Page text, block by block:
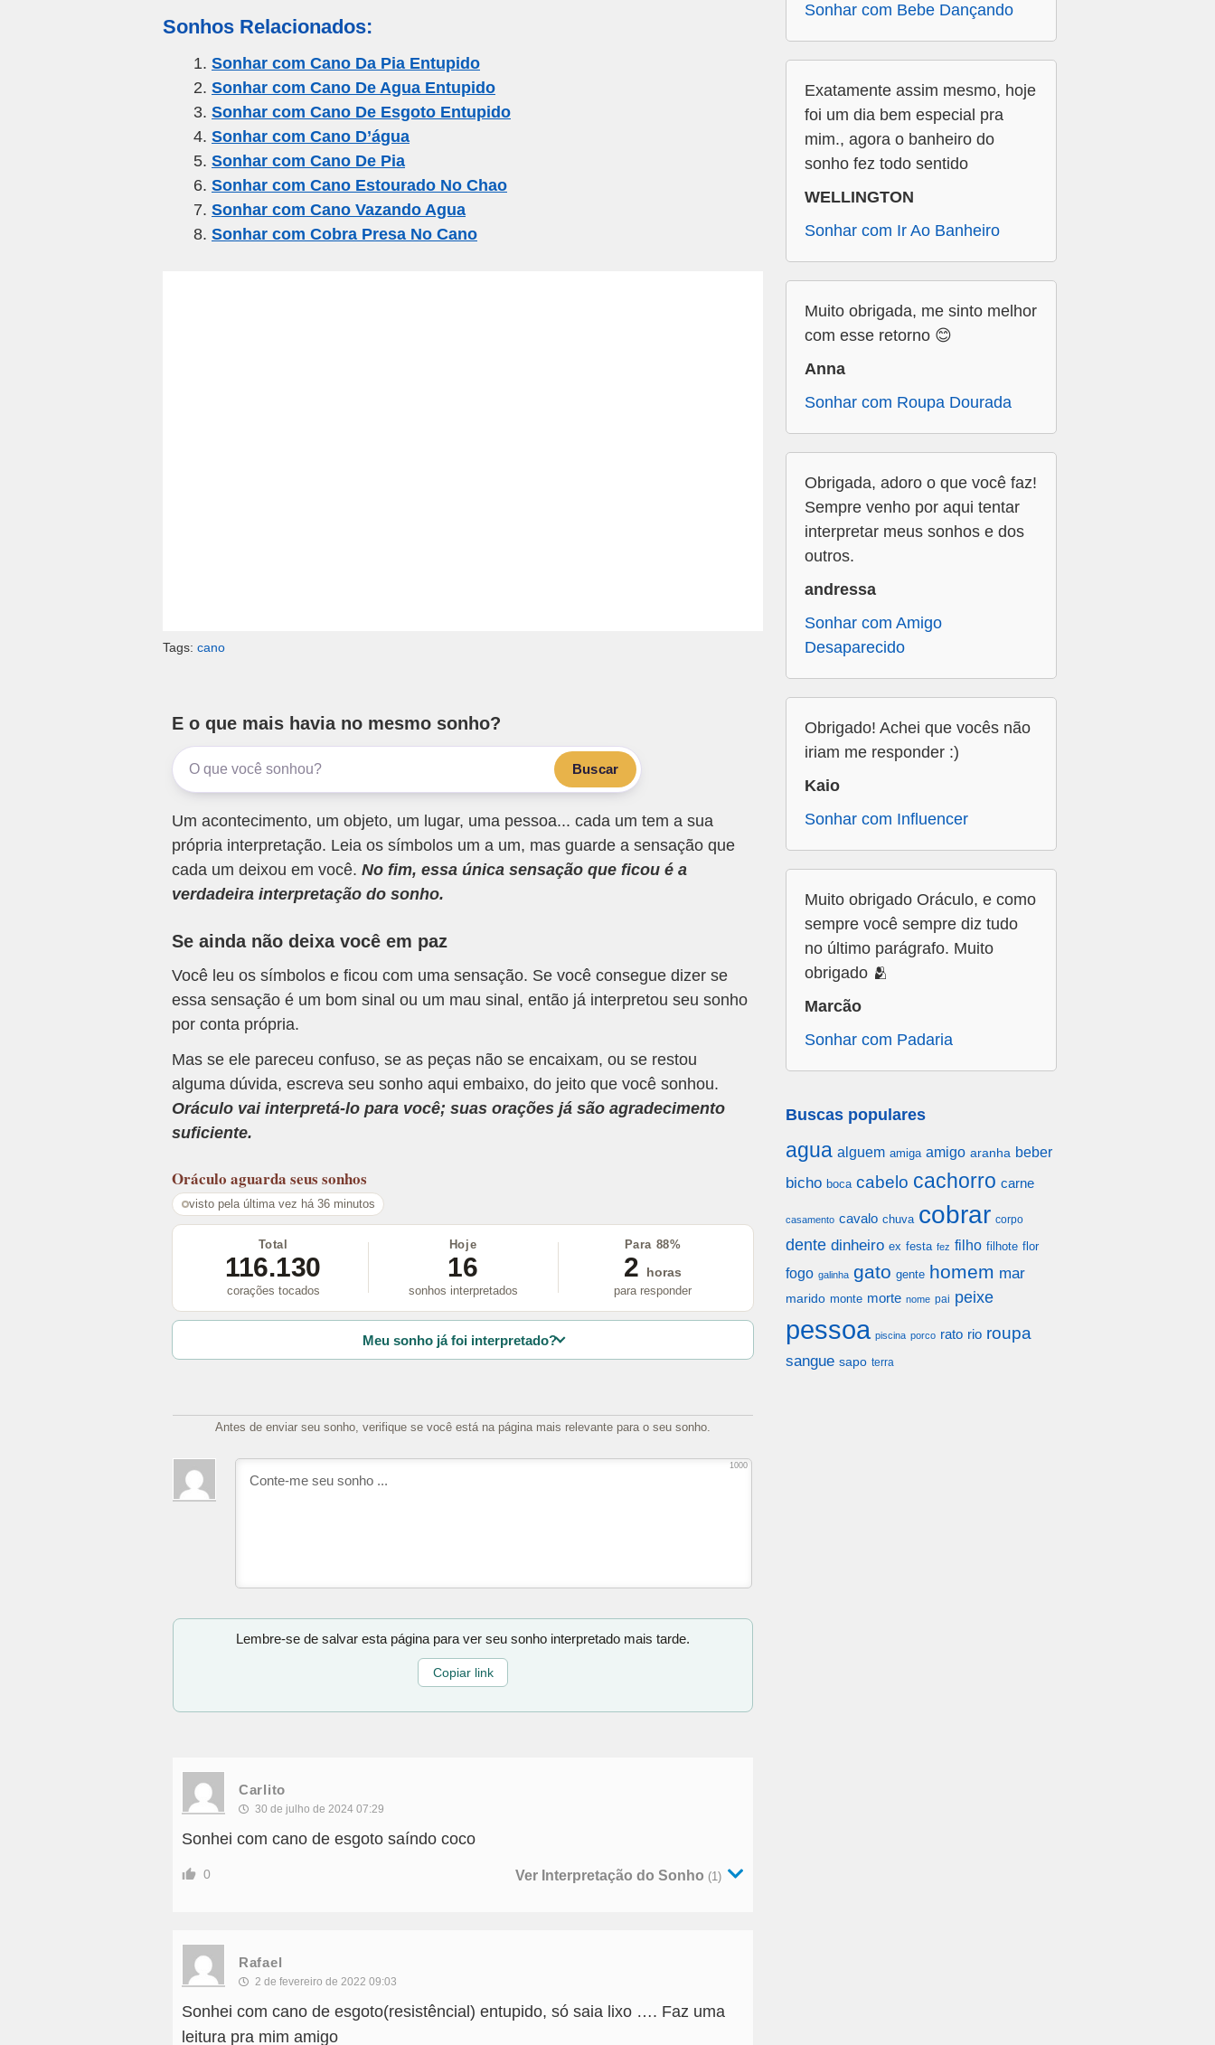
ail c
e
b
o
o
k
tt
er
e
gr
a
m
at
s
A
p
p
e
Sonhos Relacionados:
Sonhar com Cano Da Pia Entupido
Sonhar com Cano De Agua Entupido
Sonhar com Cano De Esgoto Entupido
Sonhar com Cano D’água
Sonhar com Cano De Pia
Sonhar com Cano Estourado No Chao
Sonhar com Cano Vazando Agua
Sonhar com Cobra Presa No Cano
Tags: cano
E o que mais havia no mesmo sonho?
Buscar
Um acontecimento, um objeto, um lugar, uma pessoa... cada um tem a sua
própria interpretação. Leia os símbolos um a um, mas guarde a sensação que
cada um deixou em você. No fim, essa única sensação que ficou é a
verdadeira interpretação do sonho.
Se ainda não deixa você em paz
Você leu os símbolos e ficou com uma sensação. Se você consegue dizer se
essa sensação é um bom sinal ou um mau sinal, então já interpretou seu sonho
por conta própria.
Mas se ele pareceu confuso, se as peças não se encaixam, ou se restou
alguma dúvida, escreva seu sonho aqui embaixo, do jeito que você sonhou.
Oráculo vai interpretá-lo para você; suas orações já são agradecimento
suficiente.
Oráculo aguarda seus sonhos
visto pela última vez há 36 minutos
Total
116.130
corações tocados
Hoje
16
sonhos interpretados
Para 88%
2
horas
para responder
Meu sonho já foi interpretado?
Antes de enviar seu sonho, verifique se você está na página mais relevante para o seu sonho.
1000
Lembre-se de salvar esta página para ver seu sonho interpretado mais tarde.
Copiar link
Carlito
30 de julho de 2024 07:29
Sonhei com cano de esgoto saíndo coco
0 Ver Interpretação do Sonho (1)
Rafael
2 de fevereiro de 2022 09:03
Sonhei com cano de esgoto(resistêncial) entupido, só saia lixo …. Faz uma
leitura pra mim amigo
Sonhar com Bebe Dançando
Exatamente assim mesmo, hoje
foi um dia bem especial pra
mim., agora o banheiro do
sonho fez todo sentido
WELLINGTON
Sonhar com Ir Ao Banheiro
Muito obrigada, me sinto melhor
com esse retorno 😊
Anna
Sonhar com Roupa Dourada
Obrigada, adoro o que você faz!
Sempre venho por aqui tentar
interpretar meus sonhos e dos
outros.
andressa
Sonhar com Amigo
Desaparecido
Obrigado! Achei que vocês não
iriam me responder :)
Kaio
Sonhar com Influencer
Muito obrigado Oráculo, e como
sempre você sempre diz tudo
no último parágrafo. Muito
obrigado 🫂
Marcão
Sonhar com Padaria
Buscas populares
agua alguem amiga amigo aranha beber
bicho boca cabelo cachorro carne
casamento cavalo chuva cobrar corpo
dente dinheiro ex festa fez filho filhote flor
fogo galinha gato gente homem mar
marido monte morte nome pai peixe
pessoa piscina porco rato rio roupa
sangue sapo terra